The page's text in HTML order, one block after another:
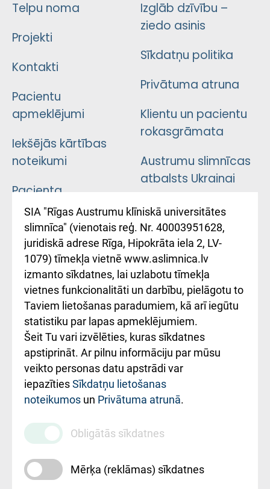
Telpu noma
Projekti
Kontakti
Pacientu
apmeklējumi
Iekšējās kārtības
noteikumi
Pacienta
atsauksmju/sūdzību
iesniegšanas
kārtība
Kā pie mums nokļūt
Rēķinu apmaksas
ceļvedis
Rekvizīti un
ārstniecības
iestādes kods
010000234
Maksas
pakalpojumu
cenrādis
Izglāb dzīvību –
ziedo asinis
Sīkdatņu politika
Privātuma atruna
Klientu un pacientu
rokasgrāmata
Austrumu slimnīcas
atbalsts Ukrainai
Підтримка Східної
лікарні та співпраця з
Україною
SIA "Rīgas Austrumu klīniskā universitātes
slimnīca" (vienotais reģ. Nr. 40003951628,
juridiskā adrese Rīga, Hipokrāta iela 2, LV-
1079) tīmekļa vietnē www.aslimnica.lv
izmanto sīkdatnes, lai uzlabotu tīmekļa
vietnes funkcionalitāti un darbību, pielāgotu to
Taviem lietošanas paradumiem, kā arī iegūtu
statistiku par lapas apmeklējumiem.
Šeit Tu vari izvēlēties, kuras sīkdatnes
apstiprināt. Ar pilnu informāciju par mūsu
veikto personas datu apstrādi var
iepazītiesSīkdatņu lietošanas
noteikumos un Privātuma atrunā.
Obligātās sīkdatnes
Mērķa (reklāmas) sīkdatnes